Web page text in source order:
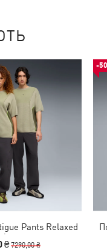
Pants Relaxed
₴7290,00 ₴
-